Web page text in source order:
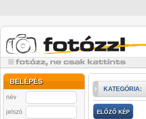
BELÉPÉS
név
jelszó
KATEGÓRIA:
ELŐZŐ KÉP